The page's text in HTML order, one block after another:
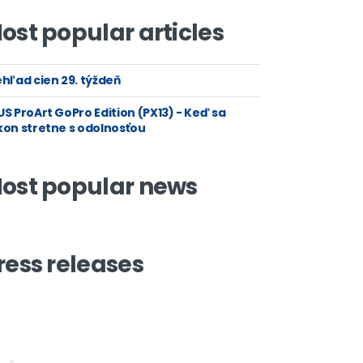
popular articles
cien 29. týždeň
ProArt GoPro Edition (PX13) - Keď sa
stretne s odolnosťou
popular news
releases